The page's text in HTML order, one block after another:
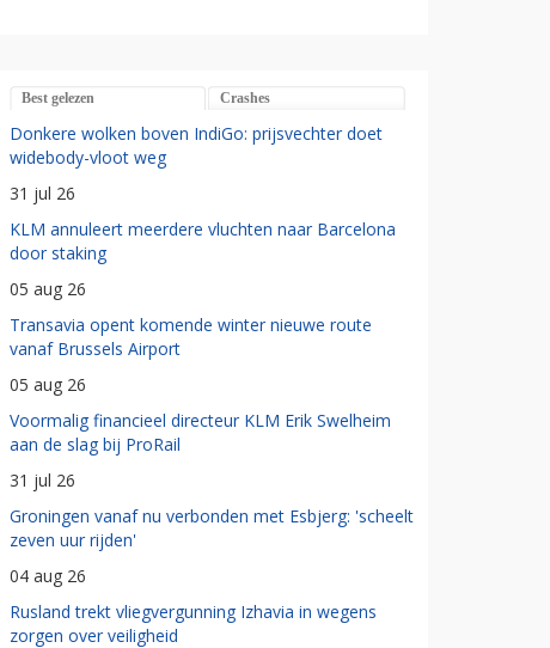
Best gelezen Crashes
Donkere wolken boven IndiGo: prijsvechter doet
widebody-vloot weg
31 jul 26
KLM annuleert meerdere vluchten naar Barcelona
door staking
05 aug 26
Transavia opent komende winter nieuwe route
vanaf Brussels Airport
05 aug 26
Voormalig financieel directeur KLM Erik Swelheim
aan de slag bij ProRail
31 jul 26
Groningen vanaf nu verbonden met Esbjerg: 'scheelt
zeven uur rijden'
04 aug 26
Rusland trekt vliegvergunning Izhavia in wegens
zorgen over veiligheid